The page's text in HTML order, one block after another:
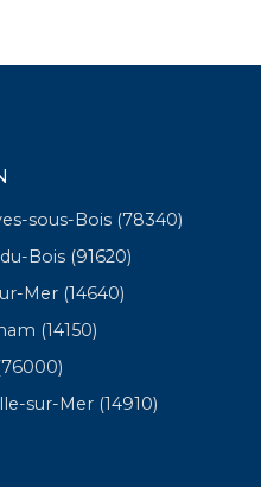
sous-Bois (78340)
Bois (91620)
Mer (14640)
(14150)
sur-Mer (14910)